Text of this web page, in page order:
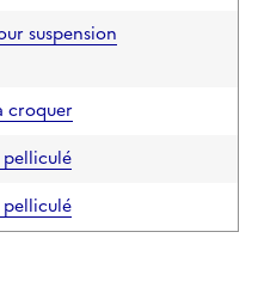
suspension
croquer
pelliculé
pelliculé